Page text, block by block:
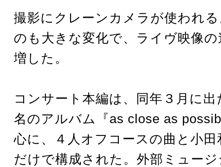
撮影にクレーンカメラが使われ
のも大きな変化で、ライヴ映像
増した。
コンサート本編は、同年３月に
名のアルバム『as close as
心に、４人オフコースの曲と小
だけで構成された。外部ミュー